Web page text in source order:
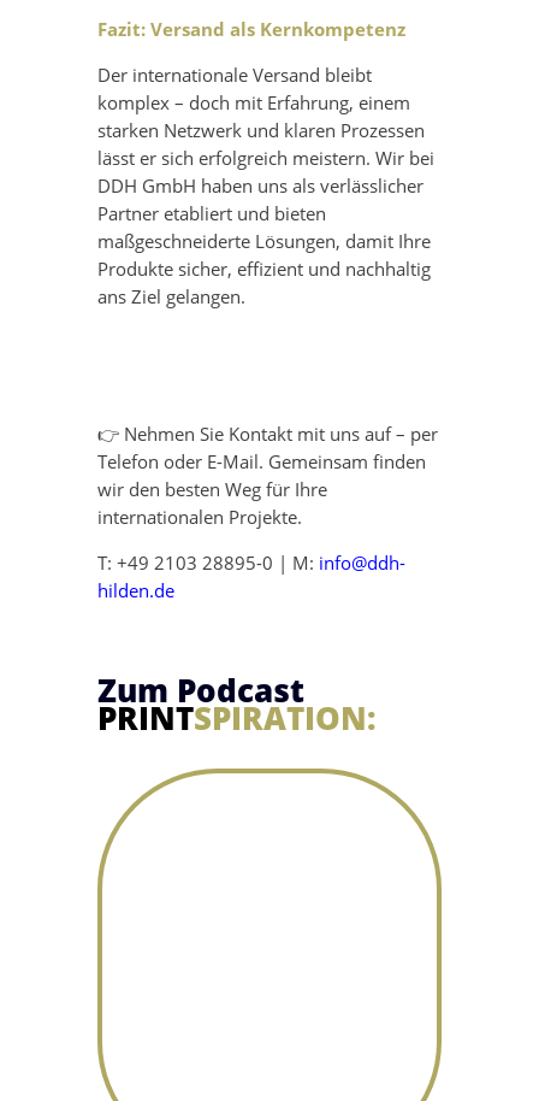
Fazit: Versand als Kernkompetenz
Der internationale Versand bleibt
komplex – doch mit Erfahrung, einem
starken Netzwerk und klaren Prozessen
lässt er sich erfolgreich meistern. Wir bei
DDH GmbH haben uns als verlässlicher
Partner etabliert und bieten
maßgeschneiderte Lösungen, damit Ihre
Produkte sicher, effizient und nachhaltig
ans Ziel gelangen.
👉 Nehmen Sie Kontakt mit uns auf – per
Telefon oder E-Mail. Gemeinsam finden
wir den besten Weg für Ihre
internationalen Projekte.
T: +49 2103 28895-0 | M: info@ddh-
hilden.de
Zum Podcast
PRINTSPIRATION: